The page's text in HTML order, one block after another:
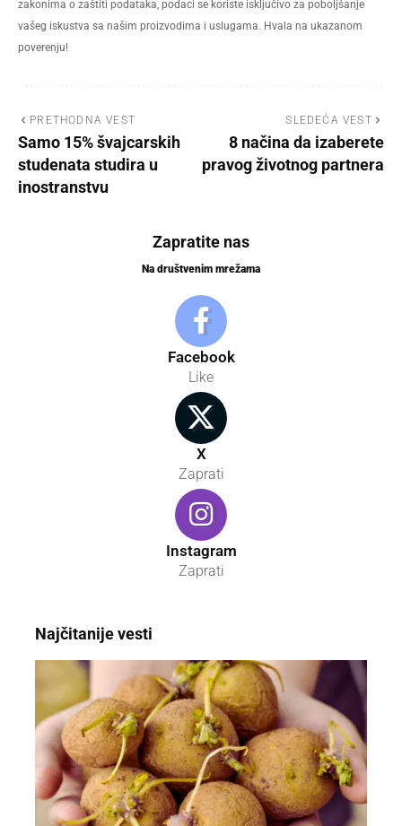
zakonima o zaštiti podataka, podaci se koriste isključivo za poboljšanje
vašeg iskustva sa našim proizvodima i uslugama. Hvala na ukazanom
poverenju!
PRETHODNA VEST
Samo 15% švajcarskih
studenata studira u
inostranstvu
SLEDEĆA VEST
8 načina da izaberete
pravog životnog partnera
Zapratite nas
Na društvenim mrežama
Facebook
Like
X
Zaprati
Instagram
Zaprati
Najčitanije vesti